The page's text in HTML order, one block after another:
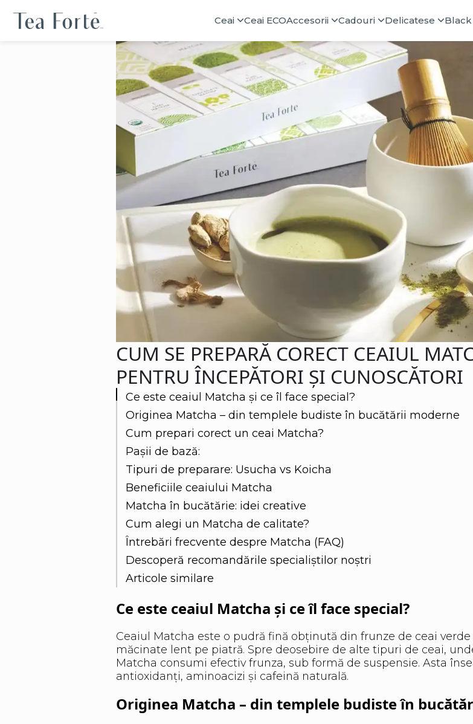
Ceai Ceai ECOAccesorii Cadouri Delicatese Black
CUM SE PREPARĂ CORECT CEAIUL
PENTRU ÎNCEPĂTORI ȘI CUNOSCĂTORI
Ce este ceaiul Matcha și ce îl face special?
Originea Matcha – din templele budiste în bucătării moderne
Cum prepari corect un ceai Matcha?
Pașii de bază:
Tipuri de preparare: Usucha vs Koicha
Beneficiile ceaiului Matcha
Matcha în bucătărie: idei creative
Cum alegi un Matcha de calitate?
Întrebări frecvente despre Matcha (FAQ)
Descoperă recomandările specialiștilor noștri
Articole similare
Ce este ceaiul Matcha și ce îl face special?
Ceaiul Matcha este o pudră fină obținută din frunze de ceai
măcinate lent pe piatră. Spre deosebire de alte tipuri de ceai,
Matcha consumi efectiv frunza, sub formă de suspensie. Asta
antioxidanți, aminoacizi și cafeină naturală.
Originea Matcha – din templele budiste în